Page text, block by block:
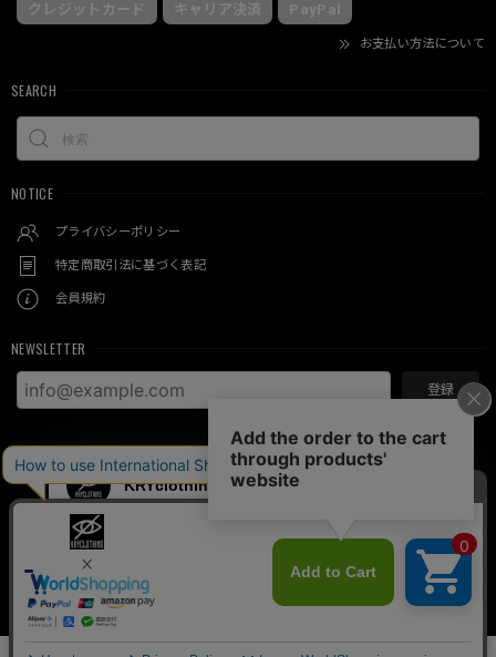
クレジットカード キャリア決済 PayPal
お支払い方法について
SEARCH
NOTICE
プライバシーポリシー
特定商取引法に基づく表記
会員規約
NEWSLETTER
登録